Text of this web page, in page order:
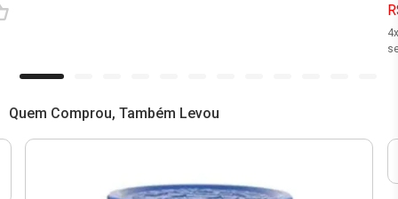
4
Quem Comprou, Também Levou